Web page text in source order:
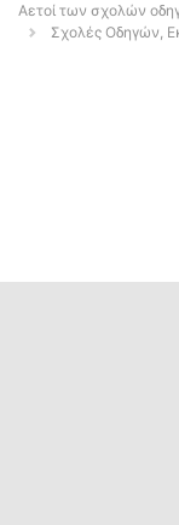
Αετοί των σχολών
Σχολές Οδηγών,